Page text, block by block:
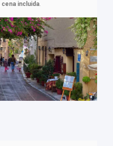
cena incluida.